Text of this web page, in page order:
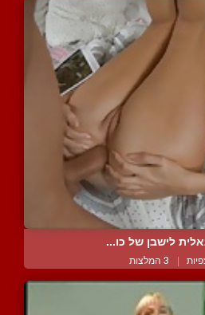
לישבן של כו...
| 3 המלצות